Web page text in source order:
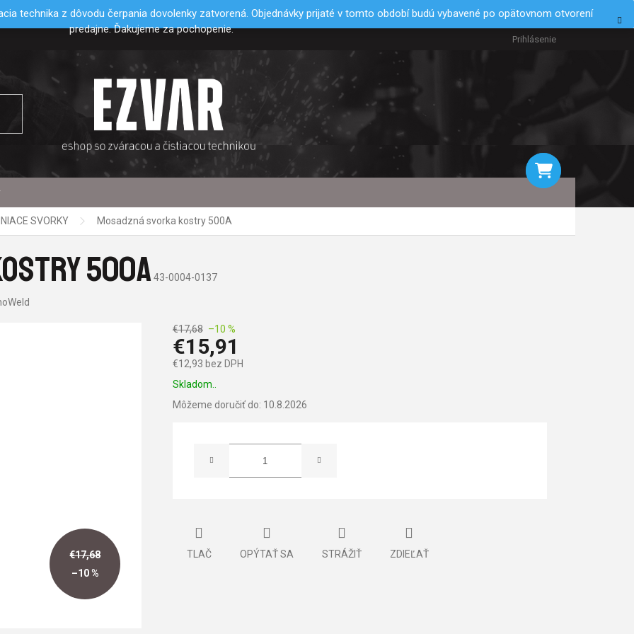
technika z dôvodu čerpania dovolenky zatvorená. Objednávky prijaté v tomto období budú vybavené po opätovnom otvorení
predajne. Ďakujeme za pochopenie.
Prihlásenie
KOŠÍK
SVORKY Mosadzná svorka kostry 500A
500A 43-0004-0137
€17,68
–10 %
€17,68 –10 %
€15,91
€12,93 bez DPH
Jednotková
Skladom..
Môžeme doručiť do: 10.8.2026
TLAČ OPÝTAŤ SA STRÁŽIŤ ZDIEĽAŤ